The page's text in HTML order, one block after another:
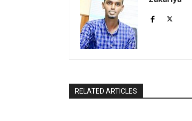
RELATED ARTICLES